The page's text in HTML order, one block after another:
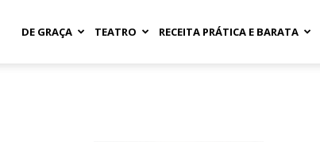
DE GRAÇA TEATRO RECEITA PRÁTICA E BARATA